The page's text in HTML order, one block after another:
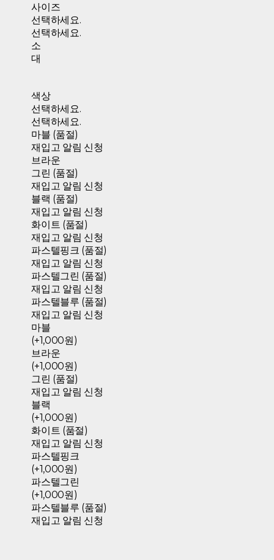
사이즈
선택하세요.
선택하세요.
소
대
색상
선택하세요.
선택하세요.
마블 (품절)
재입고 알림 신청
브라운
그린 (품절)
재입고 알림 신청
블랙 (품절)
재입고 알림 신청
화이트 (품절)
재입고 알림 신청
파스텔핑크 (품절)
재입고 알림 신청
파스텔그린 (품절)
재입고 알림 신청
파스텔블루 (품절)
재입고 알림 신청
마블
(+1,000원)
브라운
(+1,000원)
그린 (품절)
재입고 알림 신청
블랙
(+1,000원)
화이트 (품절)
재입고 알림 신청
파스텔핑크
(+1,000원)
파스텔그린
(+1,000원)
파스텔블루 (품절)
재입고 알림 신청